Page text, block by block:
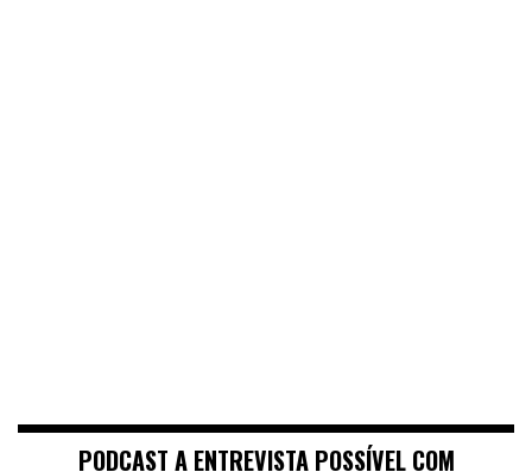
PODCAST A ENTREVISTA POSSÍVEL COM